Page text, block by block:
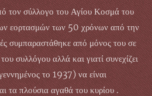
τον σύλλογο του Αγίου Κοσμά του
εορτασμών των 50 χρόνων από την
συμπαραστάθηκε από μόνος του σε
συλλόγου αλλά και γιατί συνεχίζει
το 1937) να είναι
τα πλούσια αγαθά του κυρίου .